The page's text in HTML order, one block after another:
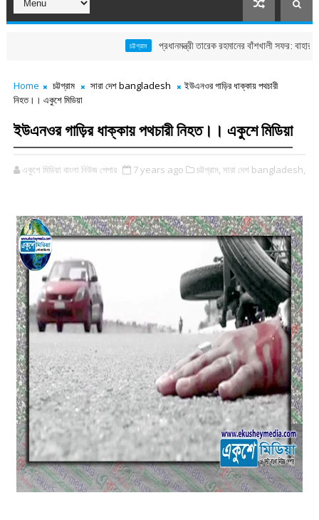
প্রধানমন্ত্রী তারেক রহমানের বাঁশখালী সফর: বাহারছড়া
Home চট্টগ্রাম সারা দেশ bangladesh
ইউএনওর গাড়ির ধাক্কায় পথচারী
নিহত।। একুশে মিডিয়া
ইউএনওর গাড়ির ধাক্কায় পথচারী নিহত।। একুশে মিডিয়া
একুশে মিডিয়া বাংলা নিউজ পেপার 7 years ago চট্টগ্রাম, সারা দেশ bangladesh,